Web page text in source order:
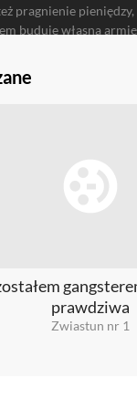
pragnienie
buduje własną
napisany
prawdziwa
Zwiastun nr 1